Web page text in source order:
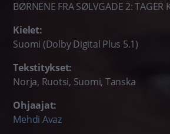
BØRNENE FRA SØLVGADE 2: TAGER
Kielet:
Suomi (Dolby Digital Plus 5.1)
Tekstitykset:
Norja, Ruotsi, Suomi, Tanska
Ohjaajat:
Mehdi Avaz